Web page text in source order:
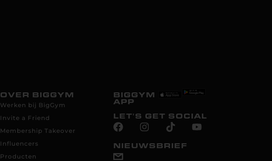
OVER BIGGYM
Werken bij BigGym
Invite a Friend
Membership Takeover
Influencers
Producten
BIGGYM
APP
LET'S GET SOCIAL
NIEUWSBRIEF